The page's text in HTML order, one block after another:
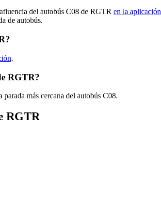
del autobús C08 de RGTR en la aplicación
de autobús.
.
RGTR?
más cercana del autobús C08.
RGTR